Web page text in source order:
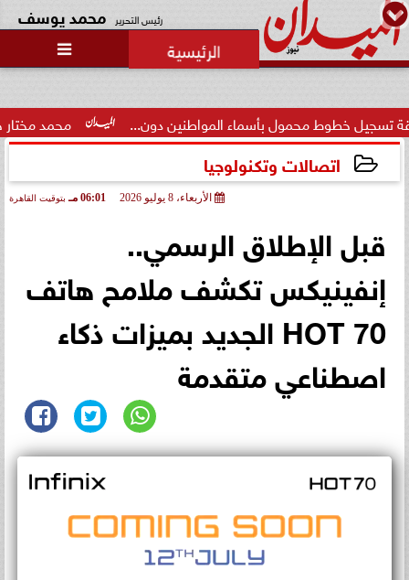
رئيس التحرير محمد يوسف

محمد مختار جمعة: بدل محمول بأسماء المواطنين دون...
اتصالات وتكنولوجيا
الأربعاء، 8 يوليو 2026 06:01 مـ بتوقيت القاهرة
قبل الإطلاق الرسمي..
إنفينيكس تكشف ملامح هاتف
HOT 70 الجديد بميزات ذكاء
اصطناعي متقدمة